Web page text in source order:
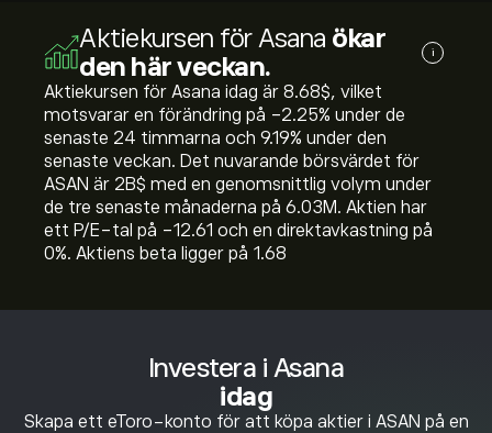
Investera i Asana
idag
Skapa ett eToro-konto för att köpa aktier i ASAN på en
Aktiekursen för Asana ökar
den här veckan.
i
Aktiekursen för Asana idag är 8.68‎$‎, vilket
motsvarar en förändring på ‎-2.25‎% under de
senaste 24 timmarna och ‎9.19‎% under den
senaste veckan. Det nuvarande börsvärdet för
ASAN är 2B‎$‎ med en genomsnittlig volym under
de tre senaste månaderna på 6.03M. Aktien har
ett P/E-tal på -12.61 och en direktavkastning på
0%. Aktiens beta ligger på 1.68